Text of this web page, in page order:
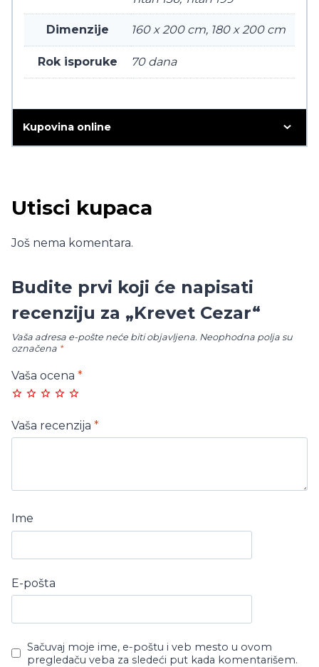
Dimenzije 160 x 200 cm, 180 x 200 cm
Rok isporuke 70 dana
Kupovina online
Utisci kupaca
Još nema komentara.
Budite prvi koji će napisati
recenziju za „Krevet Cezar“
Vaša adresa e-pošte neće biti objavljena. Neophodna polja su
označena *
Vaša ocena *
Vaša recenzija *
Ime
E-pošta
Sačuvaj moje ime, e-poštu i veb mesto u ovom
pregledaču veba za sledeći put kada komentarišem.